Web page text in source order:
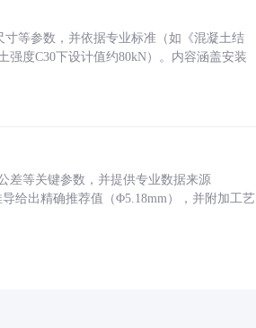
等参数，并依据专业标准（如《混凝土结
强度C30下设计值约80kN）。内容涵盖安装
差等关键参数，并提供专业数据来源
给出精确推荐值（Φ5.18mm），并附加工艺